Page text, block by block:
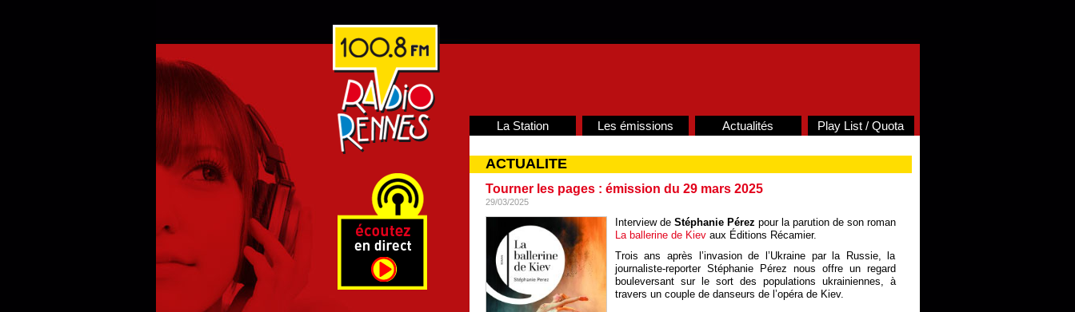
La Station Les émissions Actualités Play List / Quota
ACTUALITE
Tourner les pages : émission du 29 mars 2025
29/03/2025
Interview de Stéphanie Pérez pour la parution de son roman
La ballerine de Kievaux Éditions Récamier.
Trois ans après l’invasion de l’Ukraine par la Russie, la
journaliste-reporter Stéphanie Pérez nous offre un regard
bouleversant sur le sort des populations ukrainiennes, à
travers un couple de danseurs de l’opéra de Kiev.